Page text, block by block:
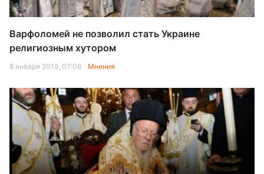
Варфоломей не позволил стать Украине
религиозным хутором
8 января 2019, 07:08 Мнения